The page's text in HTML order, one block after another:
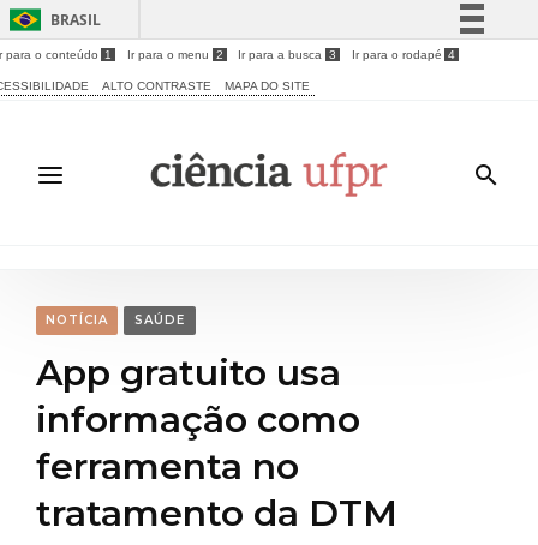
BRASIL
Simplifique!
Acesso à informação
Legislação
para o conteúdo 1 Ir para o menu 2 Ir para a busca 3 Ir para o rodapé 4
ALTO CONTRASTE MAPA DO SITE
NOTÍCIA SAÚDE
App gratuito usa
informação como
ferramenta no
tratamento da DTM